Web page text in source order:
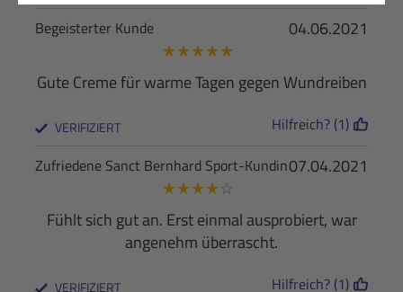
04.06.2021
Begeisterter Kunde
★★★★★
Gute Creme für warme Tagen gegen Wundreiben
VERIFIZIERT Hilfreich? (1)
07.04.2021
Zufriedene Sanct Bernhard Sport-Kundin
★★★★☆
Fühlt sich gut an. Erst einmal ausprobiert, war
angenehm überrascht.
VERIFIZIERT Hilfreich? (1)